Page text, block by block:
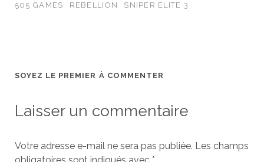
505 GAMES
REBELLION SNIPER ELITE 3
SOYEZ LE PREMIER À COMMENTER
Laisser un commentaire
Votre adresse e-mail ne sera pas publiée. Les champs